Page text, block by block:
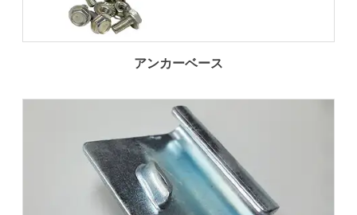
アンカーベース